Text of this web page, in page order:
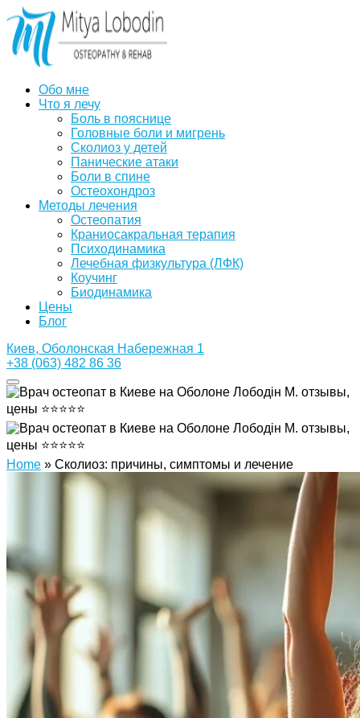
Обо мне
Что я лечу
Боль в пояснице
Головные боли и мигрень
Сколиоз у детей
Панические атаки
Боли в спине
Остеохондроз
Методы лечения
Остеопатия
Краниосакральная терапия
Психодинамика
Лечебная физкультура (ЛФК)
Коучинг
Биодинамика
Цены
Блог
Киев, Оболонская Набережная 1
+38 (063) 482 86 36
Home » Сколиоз: причины, симптомы и лечение